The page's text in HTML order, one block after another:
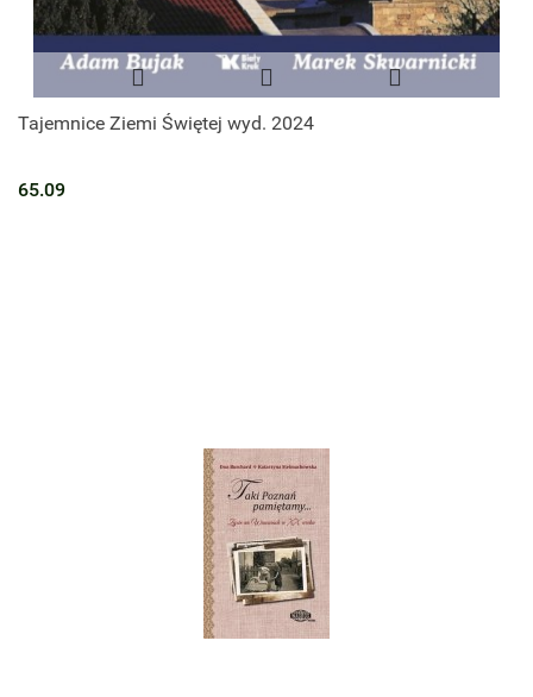
Tajemnice Ziemi Świętej wyd. 2024
65.09